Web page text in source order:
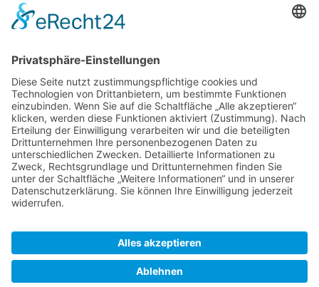
Wir benötigen Ihre Zustimmung, um
den Google Maps-Service zu laden!
Wir verwenden einen Service eines
Dieser Service kann Daten zu Ihren Aktivitäten
sammeln. Bitte lesen Sie die Details durch und
stimmen Sie der Nutzung des Service zu, um
diese Karte anzuzeigen.
Mehr Informationen
powered byUsercentrics Consent Management
Platform&eRecht24
© 2021 - 2026 Gebr. Braig GmbH & Co KG. Alle Rechte
Impressum